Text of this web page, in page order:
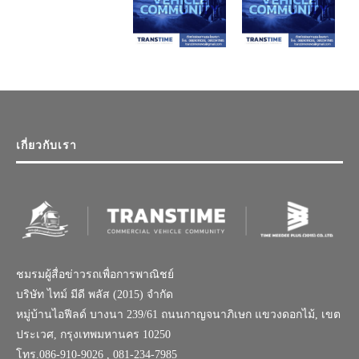
เกี่ยวกับเรา
ชมรมผู้สื่อข่าวรถเพื่อการพาณิชย์
บริษัท ไทม์ มีดี พลัส (2015) จำกัด
หมู่บ้านไอฟีลด์ บางนา 239/61 ถนนกาญจนาภิเษก แขวงดอกไม้, เขต
ประเวศ, กรุงเทพมหานคร 10250
โทร.086-910-9026 , 081-234-7985